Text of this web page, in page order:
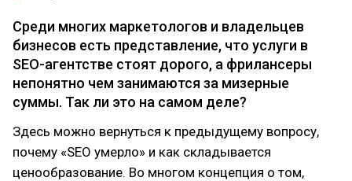
Среди многих маркетологов и владельцев
бизнесов есть представление, что услуги в
SEO-агентстве стоят дорого, а фрилансеры
непонятно чем занимаются за мизерные
суммы. Так ли это на самом деле?
Здесь можно вернуться к предыдущему вопросу,
почему «SEO умерло» и как складывается
ценообразование. Во многом концепция о том,